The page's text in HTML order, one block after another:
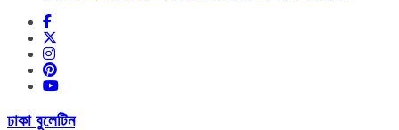
ঢাকা বুলেটিন